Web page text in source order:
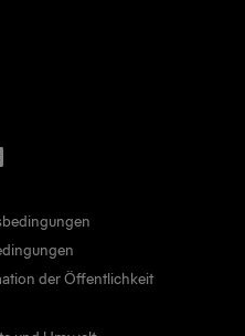
der Öffentlichkeit